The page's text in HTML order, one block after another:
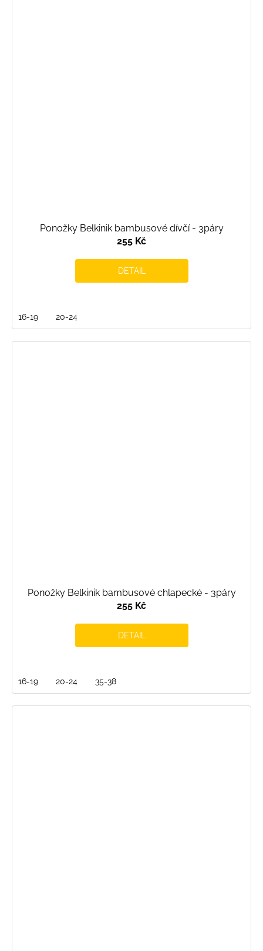
Ponožky Belkinik bambusové dívčí - 3páry
255 Kč
DETAIL
16-19 20-24
Ponožky Belkinik bambusové chlapecké - 3páry
255 Kč
DETAIL
16-19 20-24 35-38